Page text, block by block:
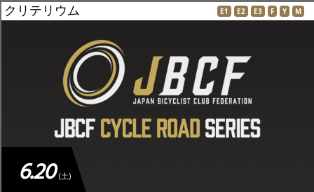
クリテリウム E1 E2 E3 F Y M
6.20 (土)